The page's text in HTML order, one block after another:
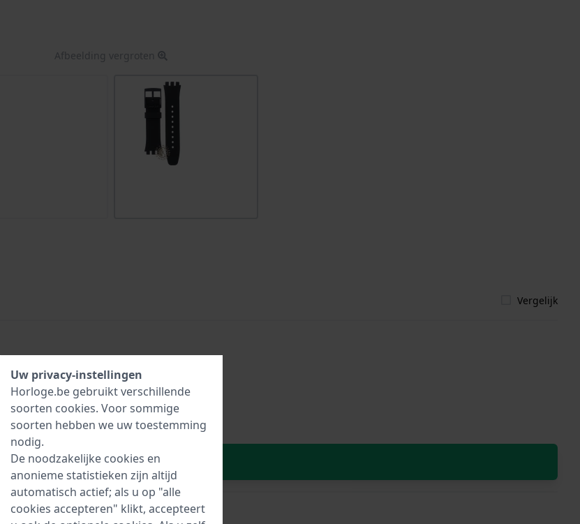
Afbeelding vergroten
Vergelijk
In Winkelwagen
Uw privacy-instellingen
Horloge.be gebruikt verschillende
soorten cookies. Voor sommige
soorten hebben we uw toestemming
nodig.
De noodzakelijke cookies en
anonieme statistieken zijn altijd
automatisch actief; als u op "alle
cookies accepteren" klikt, accepteert